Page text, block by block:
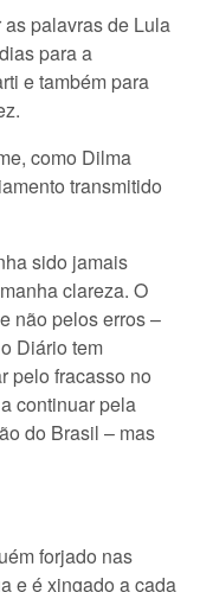
palavras de Lula
para a
e também para
como Dilma
transmitido
sido jamais
clareza. O
não pelos erros –
Diário tem
pelo fracasso no
continuar pela
do Brasil – mas
forjado nas
e é xingado a cada